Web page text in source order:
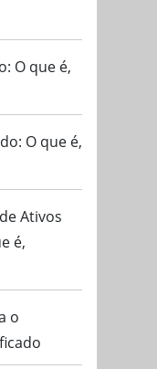
O que é,
O que é,
Ativos
é,
o